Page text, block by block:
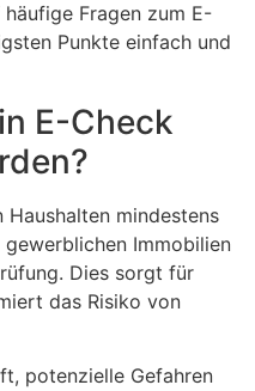
Fragen zum E-
Punkte einfach und
E-Check
mindestens
Immobilien
Dies sorgt für
das Risiko von
potenzielle Gefahren